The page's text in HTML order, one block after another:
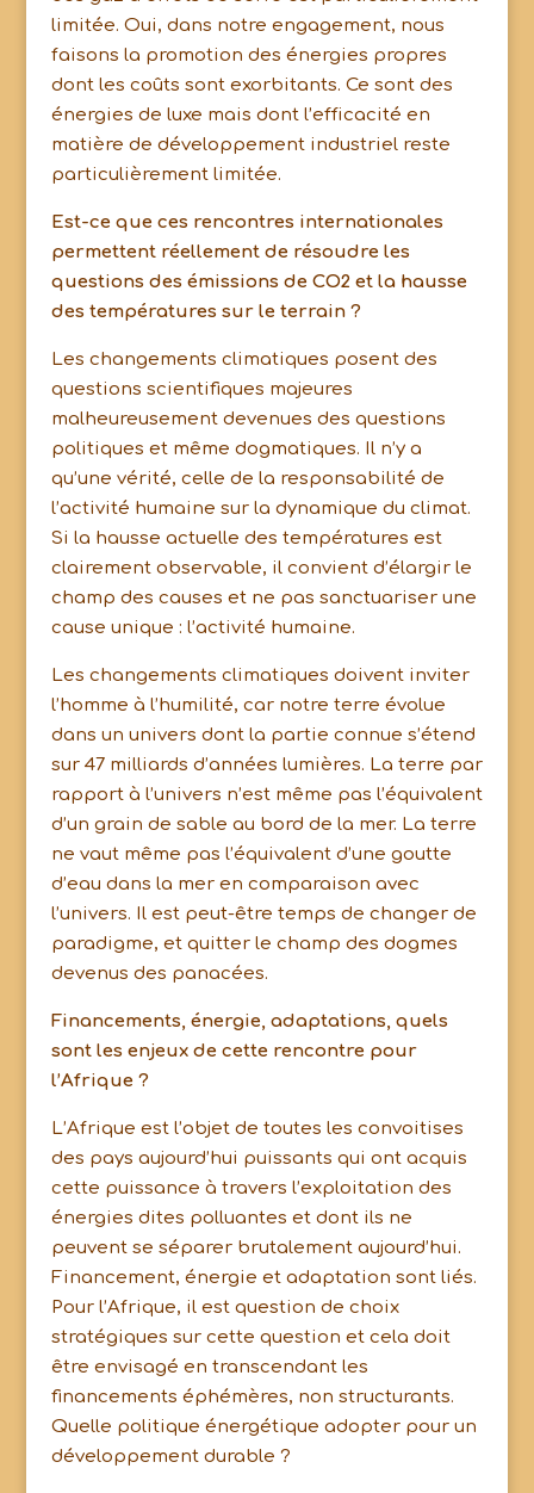
limitée. Oui, dans notre engagement, nous
faisons la promotion des énergies propres
dont les coûts sont exorbitants. Ce sont des
énergies de luxe mais dont l’efficacité en
matière de développement industriel reste
particulièrement limitée.
Est-ce que ces rencontres internationales
permettent réellement de résoudre les
questions des émissions de CO2 et la hausse
des températures sur le terrain ?
Les changements climatiques posent des
questions scientifiques majeures
malheureusement devenues des questions
politiques et même dogmatiques. Il n’y a
qu’une vérité, celle de la responsabilité de
l’activité humaine sur la dynamique du climat.
Si la hausse actuelle des températures est
clairement observable, il convient d’élargir le
champ des causes et ne pas sanctuariser une
cause unique : l’activité humaine.
Les changements climatiques doivent inviter
l’homme à l’humilité, car notre terre évolue
dans un univers dont la partie connue s’étend
sur 47 milliards d’années lumières. La terre par
rapport à l’univers n’est même pas l’équivalent
d’un grain de sable au bord de la mer. La terre
ne vaut même pas l’équivalent d’une goutte
d’eau dans la mer en comparaison avec
l’univers. Il est peut-être temps de changer de
paradigme, et quitter le champ des dogmes
devenus des panacées.
Financements, énergie, adaptations, quels
sont les enjeux de cette rencontre pour
l’Afrique ?
L’Afrique est l’objet de toutes les convoitises
des pays aujourd’hui puissants qui ont acquis
cette puissance à travers l’exploitation des
énergies dites polluantes et dont ils ne
peuvent se séparer brutalement aujourd’hui.
Financement, énergie et adaptation sont liés.
Pour l’Afrique, il est question de choix
stratégiques sur cette question et cela doit
être envisagé en transcendant les
financements éphémères, non structurants.
Quelle politique énergétique adopter pour un
développement durable ?